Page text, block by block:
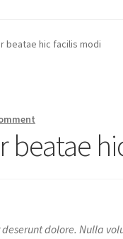
Page Shop
beatae hic facilis modi
dolore. Nulla